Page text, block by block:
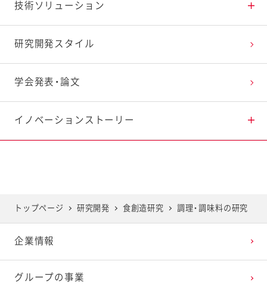
技術ソリューション
おいしさの研究
健康・栄養の研究
独自素材の研究
研究開発スタイル
学会発表・論文
イノベーションストーリー
研究レポート マヨネーズの摂取がご飯摂取後の血
糖応答に及ぼす影響
研究レポート サラダがもたらす情緒的な価値を探
る研究が始動
トップページ 研究開発 食創造研究 調理・調味料の研究
企業情報
グループの事業